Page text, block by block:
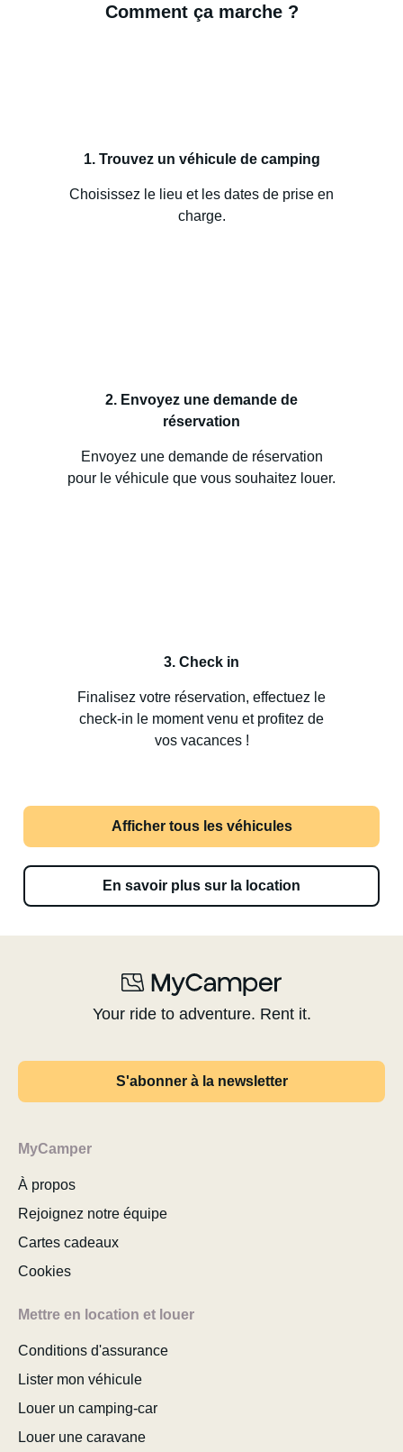
Comment ça marche ?
1. Trouvez un véhicule de camping
Choisissez le lieu et les dates de prise en
charge.
2. Envoyez une demande de
réservation
Envoyez une demande de réservation
pour le véhicule que vous souhaitez louer.
3. Check in
Finalisez votre réservation, effectuez le
check-in le moment venu et profitez de
vos vacances !
Afficher tous les véhicules
En savoir plus sur la location
Your ride to adventure. Rent it.
S'abonner à la newsletter
MyCamper
À propos
Rejoignez notre équipe
Cartes cadeaux
Cookies
Mettre en location et louer
Conditions d'assurance
Lister mon véhicule
Louer un camping-car
Louer une caravane